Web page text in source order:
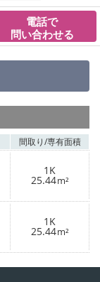
電話で
問い合わせる
間取り/専有面積
1K
25.44m²
1K
25.44m²